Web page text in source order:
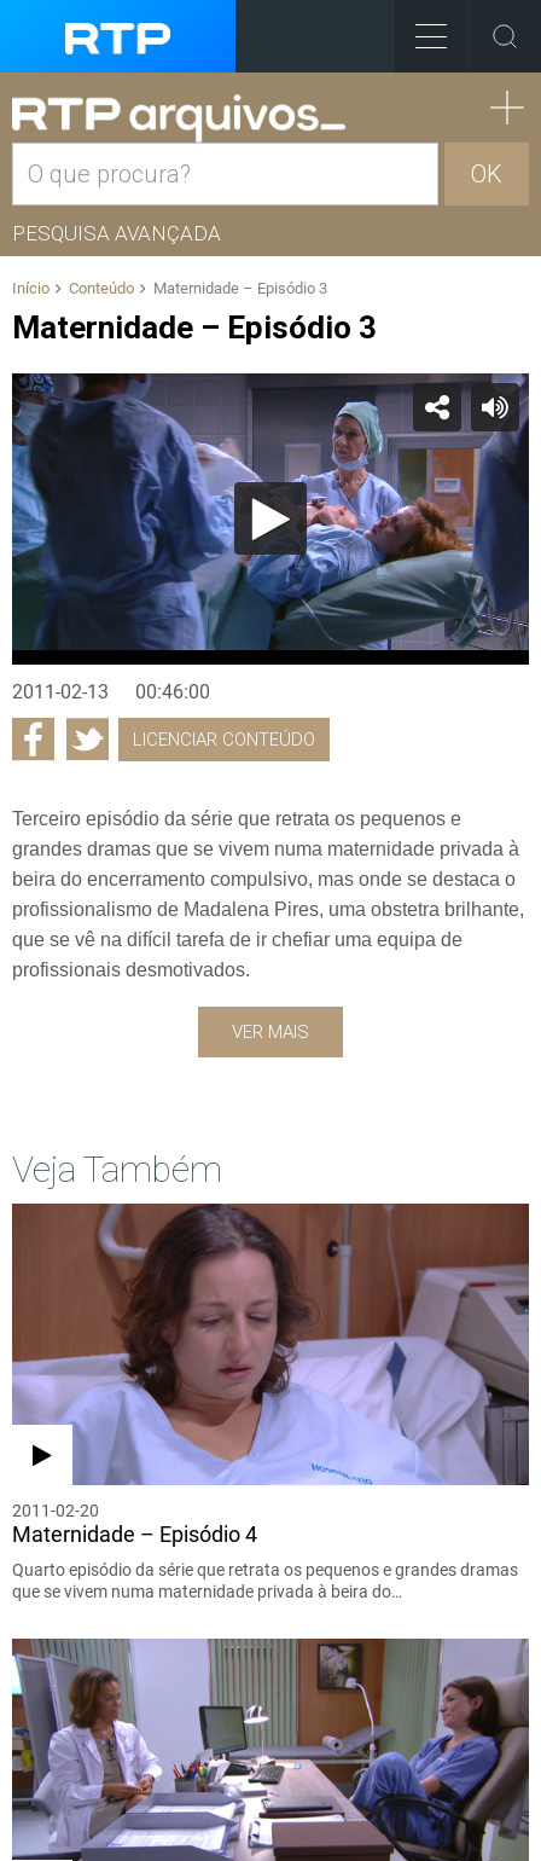
OK
PESQUISA AVANÇADA
Início Conteúdo Maternidade – Episódio 3
Maternidade – Episódio 3
2011-02-13 00:46:00
LICENCIAR CONTEÚDO
Terceiro episódio da série que retrata os pequenos e
grandes dramas que se vivem numa maternidade privada à
beira do encerramento compulsivo, mas onde se destaca o
profissionalismo de Madalena Pires, uma obstetra brilhante,
que se vê na difícil tarefa de ir chefiar uma equipa de
profissionais desmotivados.
VER MAIS
Veja Também
2011-02-20
Maternidade – Episódio 4
Quarto episódio da série que retrata os pequenos e grandes dramas
que se vivem numa maternidade privada à beira do…